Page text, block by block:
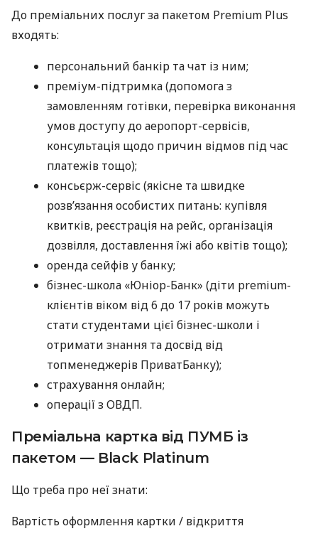
До преміальних послуг за пакетом Premium Plus
входять:
персональний банкір та чат із ним;
преміум-підтримка (допомога з
замовленням готівки, перевірка виконання
умов доступу до аеропорт-сервісів,
консультація щодо причин відмов під час
платежів тощо);
консьєрж-сервіс (якісне та швидке
розв’язання особистих питань: купівля
квитків, реєстрація на рейс, організація
дозвілля, доставлення їжі або квітів тощо);
оренда сейфів у банку;
бізнес-школа «Юніор-Банк» (діти premium-
клієнтів віком від 6 до 17 років можуть
стати студентами цієї бізнес-школи і
отримати знання та досвід від
топменеджерів ПриватБанку);
страхування онлайн;
операції з ОВДП.
Преміальна картка від ПУМБ із
пакетом — Black Platinum
Що треба про неї знати:
Вартість оформлення картки / відкриття